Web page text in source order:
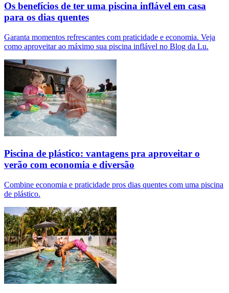
Os benefícios de ter uma piscina inflável em casa
para os dias quentes
Garanta momentos refrescantes com praticidade e economia. Veja
como aproveitar ao máximo sua piscina inflável no Blog da Lu.
Piscina de plástico: vantagens pra aproveitar o
verão com economia e diversão
Combine economia e praticidade pros dias quentes com uma piscina
de plástico.